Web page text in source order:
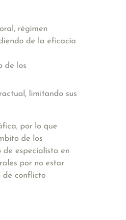
régimen
de la eficacia
de los
limitando sus
por lo que
de los
de especialista en
por no estar
de conflicto